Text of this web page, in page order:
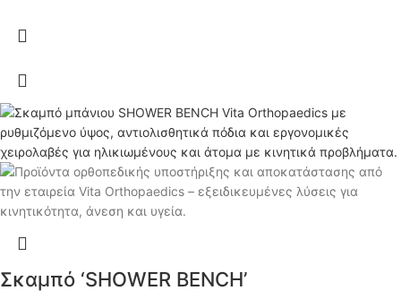
Σκαμπό ‘SHOWER BENCH’